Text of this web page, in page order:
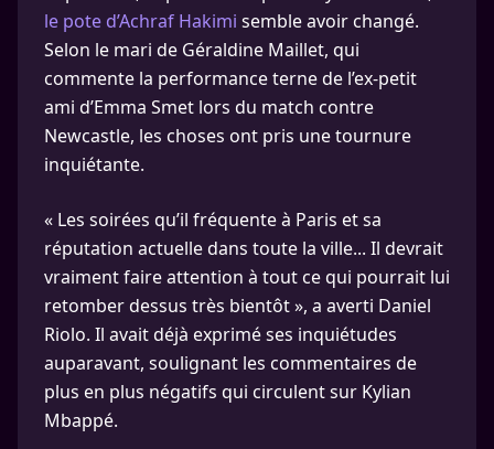
le pote d’Achraf Hakimi semble avoir changé.
Selon le mari de Géraldine Maillet, qui
commente la performance terne de l’ex-petit
ami d’Emma Smet lors du match contre
Newcastle, les choses ont pris une tournure
inquiétante.
« Les soirées qu’il fréquente à Paris et sa
réputation actuelle dans toute la ville... Il devrait
vraiment faire attention à tout ce qui pourrait lui
retomber dessus très bientôt », a averti Daniel
Riolo. Il avait déjà exprimé ses inquiétudes
auparavant, soulignant les commentaires de
plus en plus négatifs qui circulent sur Kylian
Mbappé.